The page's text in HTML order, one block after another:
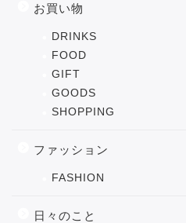
お買い物
DRINKS
FOOD
GIFT
GOODS
SHOPPING
ファッション
FASHION
日々のこと